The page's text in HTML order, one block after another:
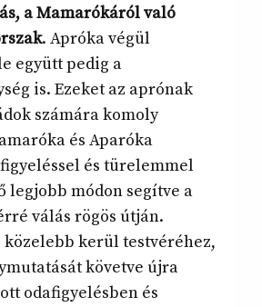
a Mamarókáról való
. Apróka végül
együtt pedig a
is. Ezeket az aprónak
számára komoly
és Aparóka
és türelemmel
legjobb módon segítve a
válás rögös útján.
közelebb kerül testvéréhez,
követve újra
odafigyelésben és